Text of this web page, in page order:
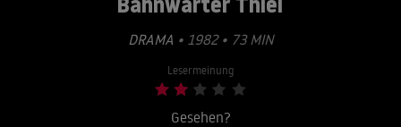
DRAMA • 1982 • 73 MIN
Lesermeinung
Gesehen?